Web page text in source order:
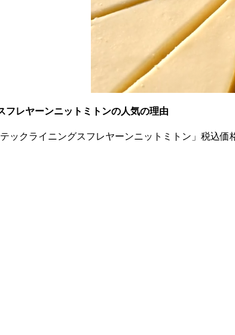
フレヤーンニットミトンの人気の理由
ックライニングスフレヤーンニットミトン」税込価